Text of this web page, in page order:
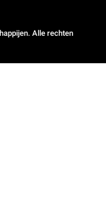
Alle rechten